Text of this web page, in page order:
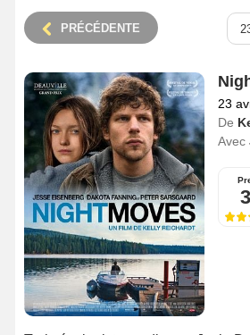
PRÉCÉDENTE
23
De
Avec